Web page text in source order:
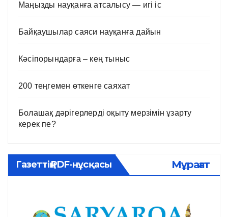
Маңызды науқанға атсалысу — игі іс
Байқаушылар саяси науқанға дайын
Кәсіпорындарға – кең тыныс
200 теңгемен өткенге саяхат
Болашақ дәрігерлерді оқыту мерзімін ұзарту
керек пе?
Газеттің PDF-нұсқасы Мұрағат